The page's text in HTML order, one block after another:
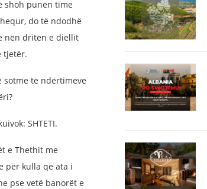
shoh punën time
do të ndodhë
nën dritën e diellit
tjetër.
sotme të ndërtimeve
SHTETI.
e Thethit me
për kulla që ata i
pse vetë banorët e